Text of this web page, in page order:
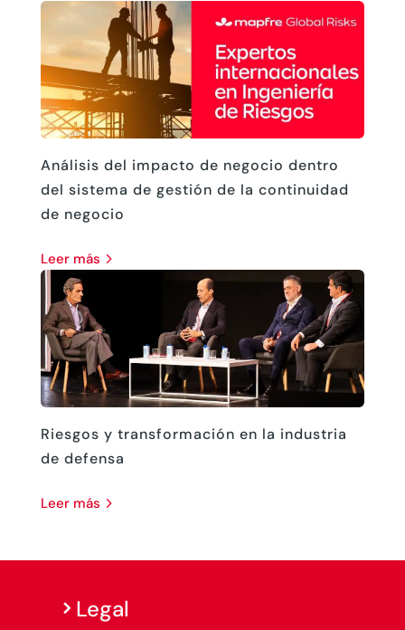
Análisis del impacto de negocio dentro
del sistema de gestión de la continuidad
de negocio
leer más
Riesgos y transformación en la industria
de defensa
leer más
Legal